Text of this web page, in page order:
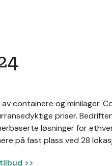
containere og minilager.
priser.
løsninger for
på fast plass ved 28
>>